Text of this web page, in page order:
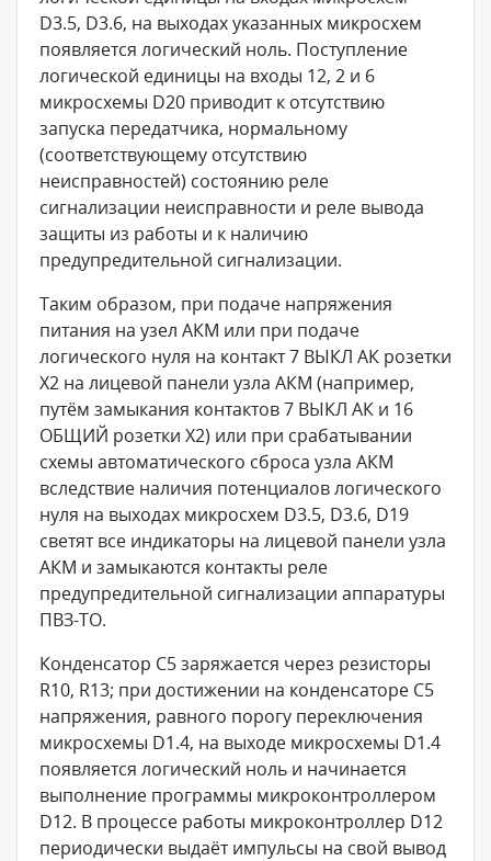
D3.5, D3.6, на выходах указанных микросхем
появляется логический ноль. Поступление
логической единицы на входы 12, 2 и 6
микросхемы D20 приводит к отсутствию
запуска передатчика, нормальному
(соответствующему отсутствию
неисправностей) состоянию реле
сигнализации неисправности и реле вывода
защиты из работы и к наличию
предупредительной сигнализации.
Таким образом, при подаче напряжения
питания на узел АКМ или при подаче
логического нуля на контакт 7 ВЫКЛ АК розетки
X2 на лицевой панели узла АКМ (например,
путём замыкания контактов 7 ВЫКЛ АК и 16
ОБЩИЙ розетки X2) или при срабатывании
схемы автоматического сброса узла АКМ
вследствие наличия потенциалов логического
нуля на выходах микросхем D3.5, D3.6, D19
светят все индикаторы на лицевой панели узла
АКМ и замыкаются контакты реле
предупредительной сигнализации аппаратуры
ПВЗ-ТО.
Конденсатор C5 заряжается через резисторы
R10, R13; при достижении на конденсаторе C5
напряжения, равного порогу переключения
микросхемы D1.4, на выходе микросхемы D1.4
появляется логический ноль и начинается
выполнение программы микроконтроллером
D12. В процессе работы микроконтроллер D12
периодически выдаёт импульсы на свой вывод